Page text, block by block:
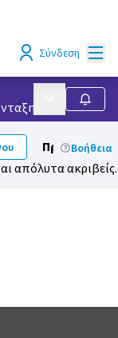
Σύνδεση
&
Κυρίως μενού
Προσοχή:Οι
απόλυτα ακριβείς.
Βοήθεια